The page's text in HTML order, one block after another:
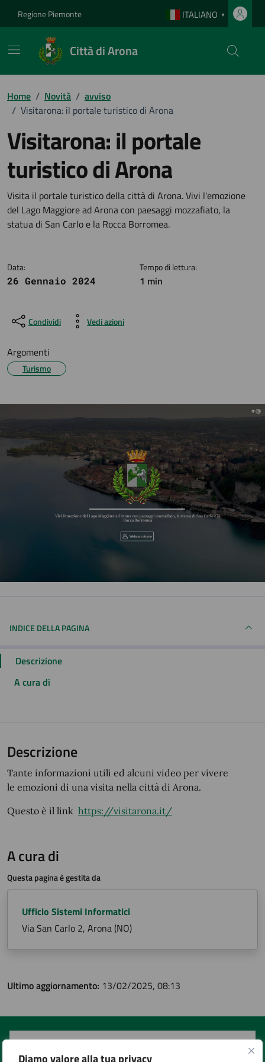
Diamo valore alla tua privacy
Regione Piemonte ITALIANO ▼
Città di Arona
Home / Novità / avviso
/ Visitarona: il portale turistico di Arona
Visitarona: il portale
turistico di Arona
Dettagli della notizia
Visita il portale turistico della città di Arona. Vivi l'emozione
del Lago Maggiore ad Arona con paesaggi mozzafiato, la
statua di San Carlo e la Rocca Borromea.
Data:
26 Gennaio 2024
Tempo di lettura:
1 min
Condividi Vedi azioni
Argomenti
Turismo
INDICE DELLA PAGINA
Descrizione
A cura di
Descrizione
Tante informazioni utili ed alcuni video per vivere
le emozioni di una visita nella città di Arona.
Questo è il link https://visitarona.it/
A cura di
Questa pagina è gestita da
Ufficio Sistemi Informatici
Via San Carlo 2, Arona (NO)
Ultimo aggiornamento: 13/02/2025, 08:13